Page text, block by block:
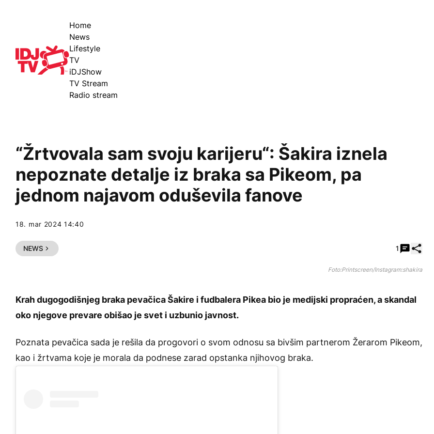
IDJ TV
Home
News
Lifestyle
TV
iDJShow
TV Stream
Radio stream
“Žrtvovala sam svoju karijeru“: Šakira iznela
nepoznate detalje iz braka sa Pikeom, pa
jednom najavom oduševila fanove
18. mar 2024 14:40
NEWS 1
Foto:Printscreen/Instagram:shakira
Krah dugogodišnjeg braka pevačica Šakire i fudbalera Pikea bio je medijski propraćen, a skandal
oko njegove prevare obišao je svet i uzbunio javnost.
Poznata pevačica sada je rešila da progovori o svom odnosu sa bivšim partnerom Žerarom Pikeom,
kao i žrtvama koje je morala da podnese zarad opstanka njihovog braka.